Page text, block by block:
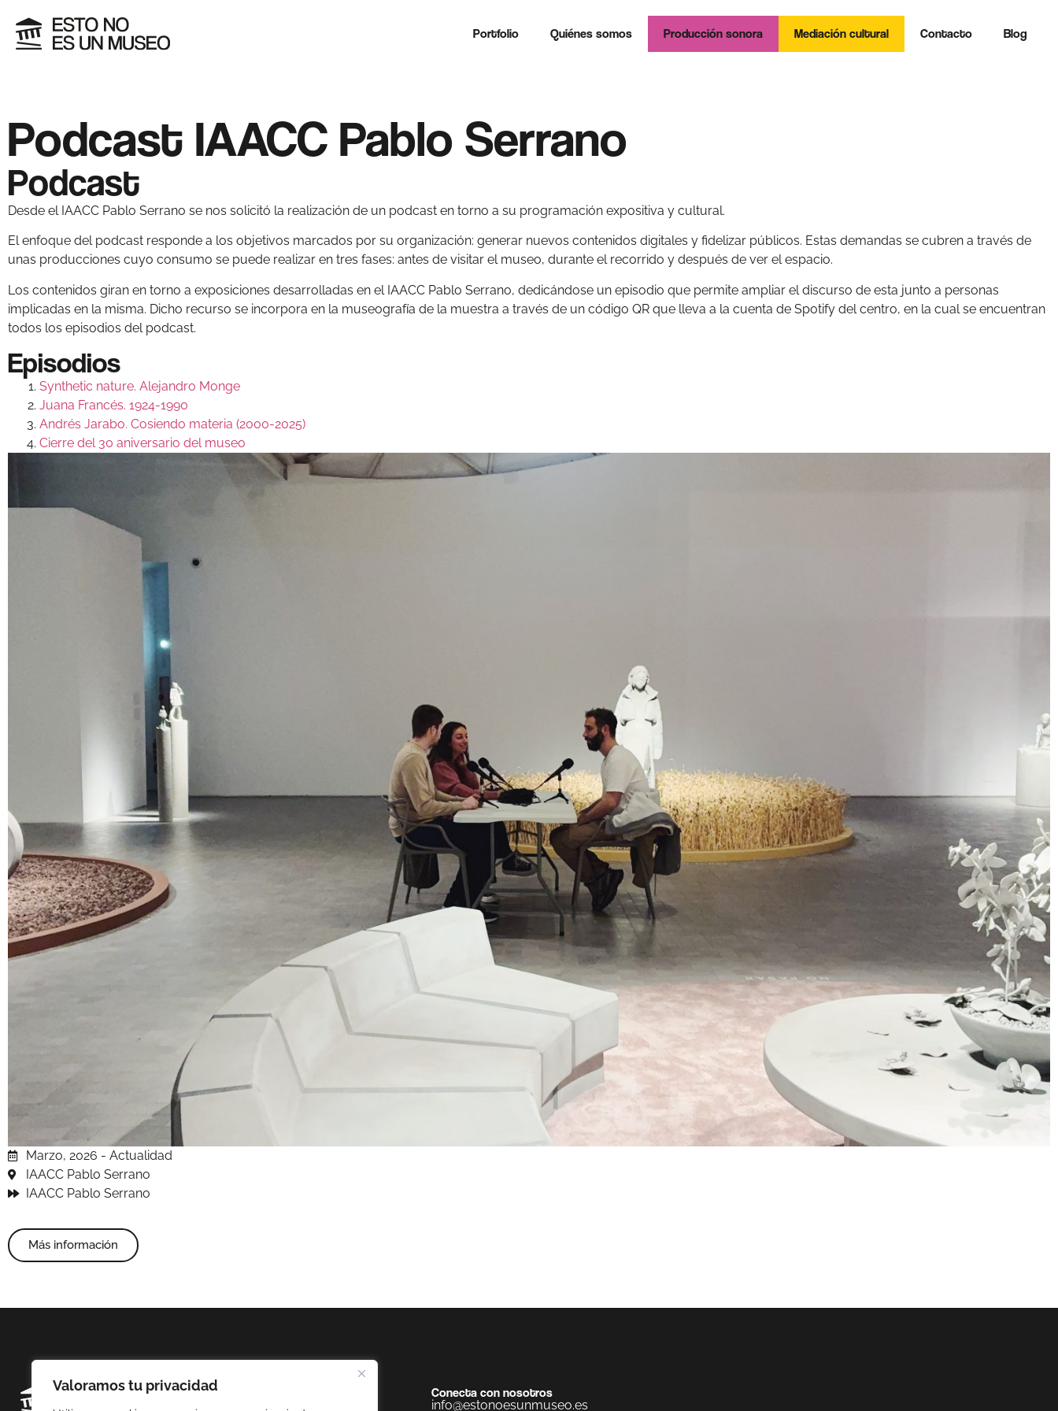
Valoramos tu privacidad
Portfolio Quiénes somos Producción sonora Mediación cultural Contacto Blog
Podcast IAACC Pablo Serrano
Podcast
Desde el IAACC Pablo Serrano se nos solicitó la realización de un podcast en torno a su programación expositiva y cultural.
El enfoque del podcast responde a los objetivos marcados por su organización: generar nuevos contenidos digitales y fidelizar públicos. Estas demandas se cubren a través de
unas producciones cuyo consumo se puede realizar en tres fases: antes de visitar el museo, durante el recorrido y después de ver el espacio.
Los contenidos giran en torno a exposiciones desarrolladas en el IAACC Pablo Serrano, dedicándose un episodio que permite ampliar el discurso de esta junto a personas
implicadas en la misma. Dicho recurso se incorpora en la museografía de la muestra a través de un código QR que lleva a la cuenta de Spotify del centro, en la cual se encuentran
todos los episodios del podcast.
Episodios
Synthetic nature. Alejandro Monge
Juana Francés. 1924-1990
Andrés Jarabo. Cosiendo materia (2000-2025)
Cierre del 30 aniversario del museo
Marzo, 2026 - Actualidad
IAACC Pablo Serrano
IAACC Pablo Serrano
Más información
Conecta con nosotros
info@estonoesunmuseo.es